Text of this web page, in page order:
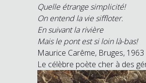
Quelle étrange simplicité!
On entend la vie siffloter.
En suivant la rivière
Mais le pont est si loin là-bas!
Maurice Carême, Bruges, 1963
Le célèbre poète cher à des